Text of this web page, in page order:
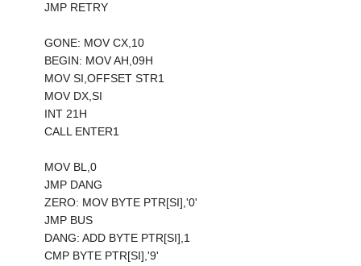
JMP RETRY
GONE: MOV CX,10
BEGIN: MOV AH,09H
MOV SI,OFFSET STR1
MOV DX,SI
INT 21H
CALL ENTER1
MOV BL,0
JMP DANG
ZERO: MOV BYTE PTR[SI],'0'
JMP BUS
DANG: ADD BYTE PTR[SI],1
CMP BYTE PTR[SI],'9'